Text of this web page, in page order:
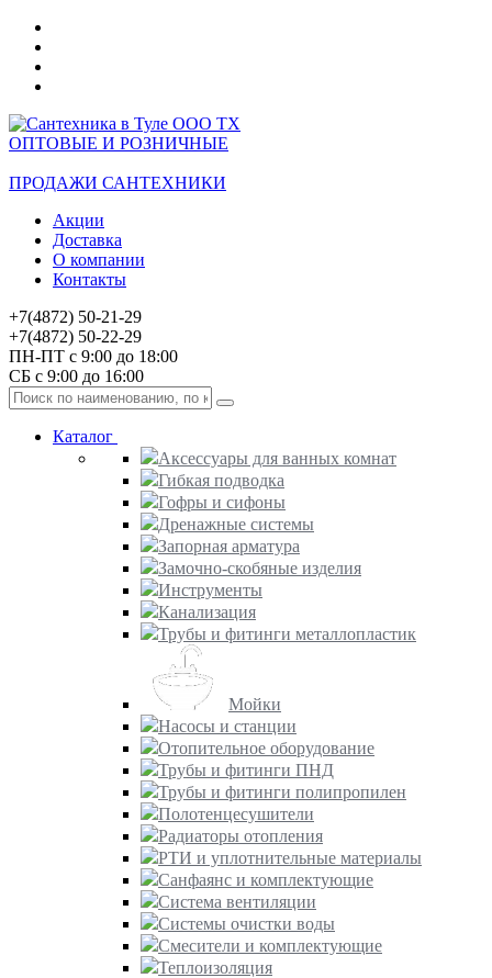
ОПТОВЫЕ И РОЗНИЧНЫЕ
ПРОДАЖИ САНТЕХНИКИ
Акции
Доставка
О компании
Контакты
+7(4872) 50-21-29
+7(4872) 50-22-29
ПН-ПТ с 9:00 до 18:00
СБ с 9:00 до 16:00
Каталог
Аксессуары для ванных комнат
Гибкая подводка
Гофры и сифоны
Дренажные системы
Запорная арматура
Замочно-скобяные изделия
Инструменты
Канализация
Трубы и фитинги металлопластик
Мойки
Насосы и станции
Отопительное оборудование
Трубы и фитинги ПНД
Трубы и фитинги полипропилен
Полотенцесушители
Радиаторы отопления
РТИ и уплотнительные материалы
Санфаянс и комплектующие
Система вентиляции
Системы очистки воды
Смесители и комплектующие
Теплоизоляция